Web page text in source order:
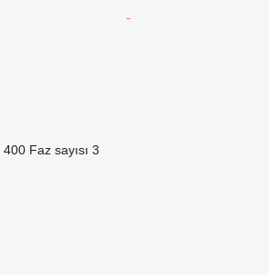
400 Faz sayısı 3